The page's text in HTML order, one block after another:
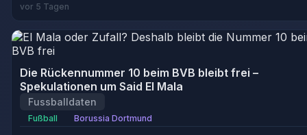
vor 5 Tagen
Die Rückennummer 10 beim BVB bleibt frei –
Spekulationen um Said El Mala
Fussballdaten
Fußball Borussia Dortmund